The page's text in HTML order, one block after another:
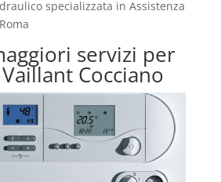
specializzata in Assistenza
servizi per
Cocciano